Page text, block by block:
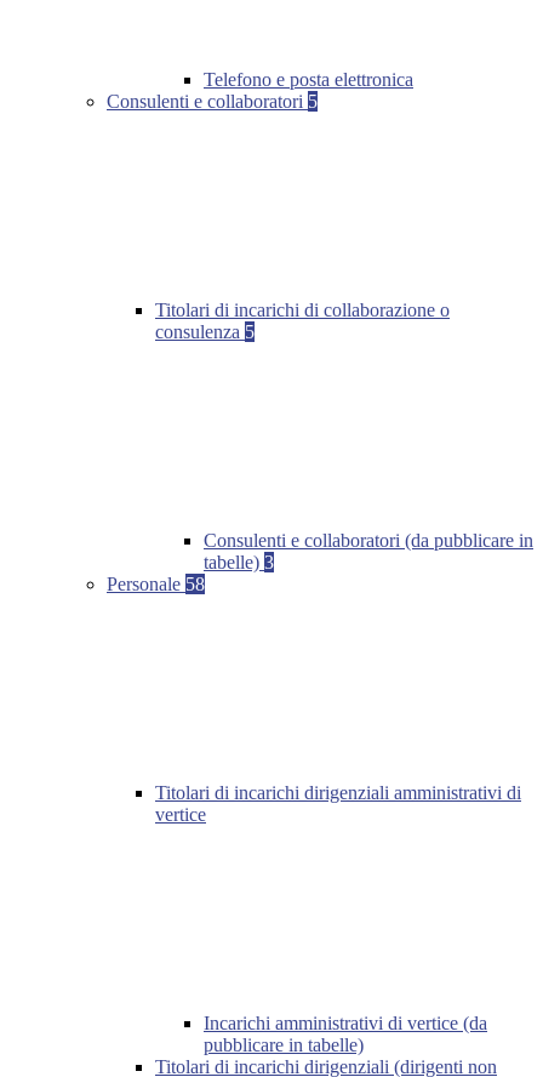
Telefono e posta elettronica
Consulenti e collaboratori 5
Titolari di incarichi di collaborazione o
consulenza 5
Consulenti e collaboratori (da pubblicare in
tabelle) 3
Personale 58
Titolari di incarichi dirigenziali amministrativi di
vertice
Incarichi amministrativi di vertice (da
pubblicare in tabelle)
Titolari di incarichi dirigenziali (dirigenti non